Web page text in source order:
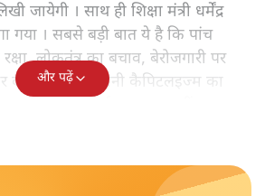
जायेगी । साथ ही शिक्षा मंत्री धर्मेंद्र
गया । सबसे बड़ी बात ये है कि पांच
लोकतंत्र का बचाव, बेरोजगारी पर
का घेराव और क्रोनी कैपिटलइज्म का
भविष्य के संघर्ष का खाका खींचा गया ।
और पढ़ें